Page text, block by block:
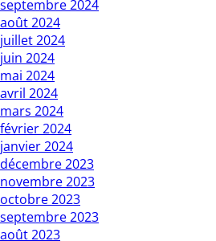
septembre 2024
août 2024
juillet 2024
juin 2024
mai 2024
avril 2024
mars 2024
février 2024
janvier 2024
décembre 2023
novembre 2023
octobre 2023
septembre 2023
août 2023